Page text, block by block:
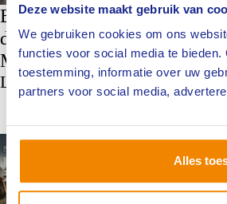
Deze website maakt gebruik van
We gebruiken cookies om ons
functies voor social media te bieden.
toestemming, informatie over uw
partners voor social media,
Alles
Blog van
directeur Susan
Mogony
Lees meer
CED/EMN:
zijn
Lees meer